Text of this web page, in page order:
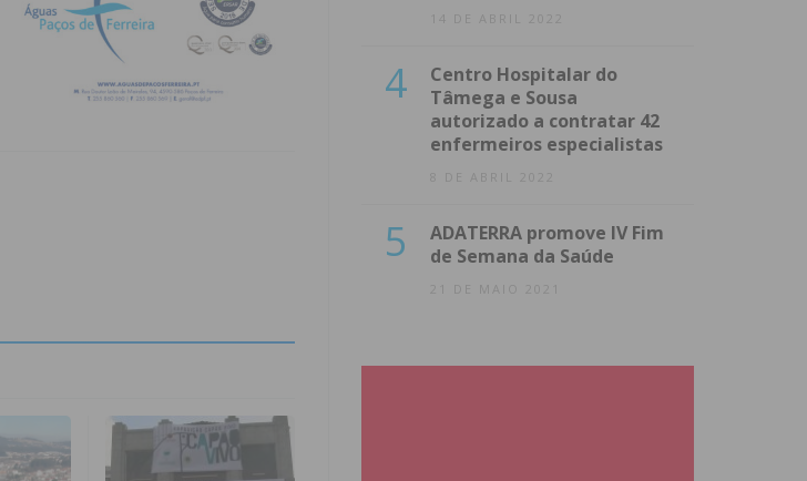
14 DE ABRIL 2022
4
Centro Hospitalar do
Tâmega e Sousa
autorizado a contratar 42
enfermeiros especialistas
8 DE ABRIL 2022
5
ADATERRA promove IV Fim
de Semana da Saúde
21 DE MAIO 2021